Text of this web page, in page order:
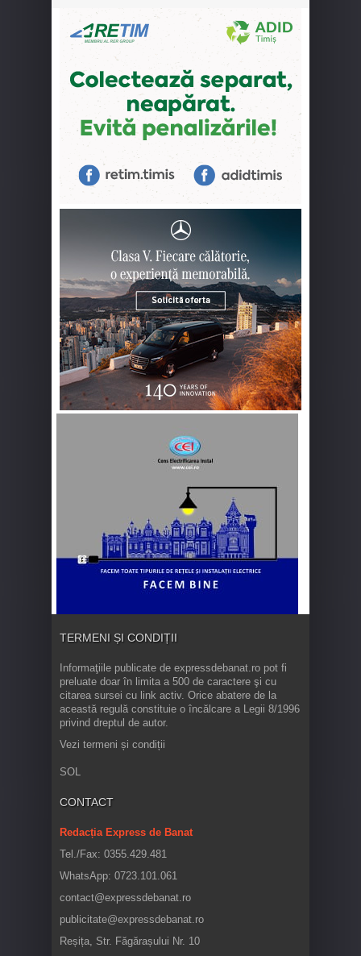
TERMENI ȘI CONDIȚII
Informaţiile publicate de expressdebanat.ro pot fi
preluate doar în limita a 500 de caractere şi cu
citarea sursei cu link activ. Orice abatere de la
această regulă constituie o încălcare a Legii 8/1996
privind dreptul de autor.
Vezi termeni și condiții
SOL
CONTACT
Redacția Express de Banat
Tel./Fax: 0355.429.481
WhatsApp: 0723.101.061
contact@expressdebanat.ro
publicitate@expressdebanat.ro
Reșița, Str. Făgărașului Nr. 10